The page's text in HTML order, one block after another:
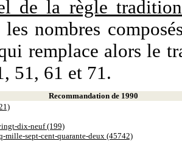
de la règle
les nombres
remplace alors le
51, 61 et 71.
Recommandation de 1990
dix-neuf (199)
mille-sept-cent-quarante-deux (45742)